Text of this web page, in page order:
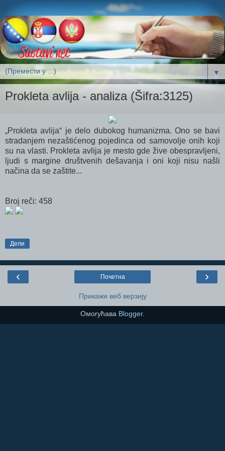
▼
Prokleta avlija - analiza (Šifra:3125)
„Prokleta avlija“ je delo dubokog humanizma. Ono se bavi
stradanjem nezaštićenog pojedinca od samovolje onih koji
su na vlasti. Prokleta avlija je mesto gde žive obespravljeni,
ljudi s margine društvenih dešavanja i oni koji nisu našli
načina da se zaštite...
Broj reči: 458
Дели
‹ ›
Почетна
Прикажи веб верзију
Омогућава Blogger.